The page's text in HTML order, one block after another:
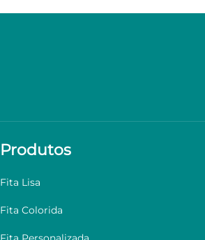
Produtos
Fita Lisa
Fita Colorida